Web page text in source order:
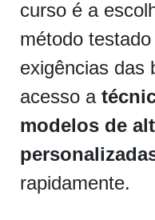
curso é a
método
exigências das
acesso a
modelos de
rapidamente.